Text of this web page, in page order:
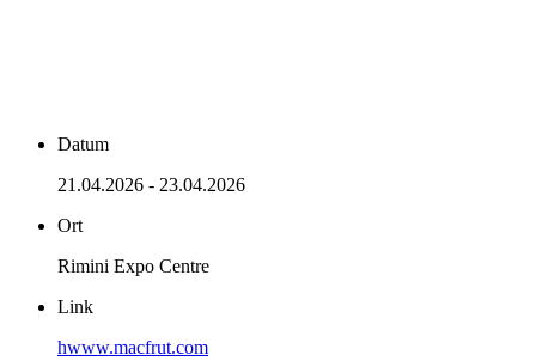
Datum
21.04.2026 - 23.04.2026
Ort
Rimini Expo Centre
Link
hwww.macfrut.com